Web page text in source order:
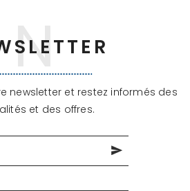
newsletter et restez informés des
et des offres.